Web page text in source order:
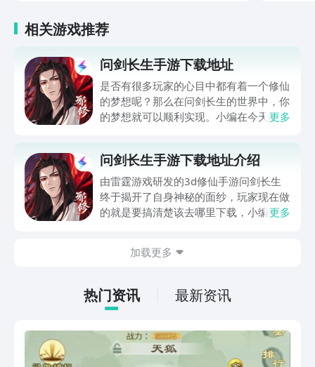
相关游戏推荐
问剑长生手游下载地址
是否有很多玩家的心目中都有着一个修仙
的梦想呢？那么在问剑长生的世界中，你
的梦想就可以顺利实现。小编在今天的文
在最近许多玩家都听说过，那么你是否想
知道哪里可以提前预约到呢？今天的这期
内容就能够帮助你解决这个问题噢。
更多
问剑长生手游下载地址介绍
由雷霆游戏研发的3d修仙手游问剑长生
终于揭开了自身神秘的面纱，玩家现在做
的就是要搞清楚该去哪里下载，小编今天
正3d御剑斗法的乐趣修炼方向，还可以
性。
更多
加载更多
热门资讯 最新资讯